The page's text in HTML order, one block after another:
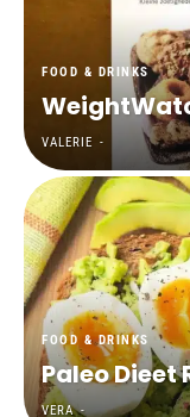
FOOD & DRINKS
VALERIE -
FOOD & DRINKS
Paleo Dieet
VERA -